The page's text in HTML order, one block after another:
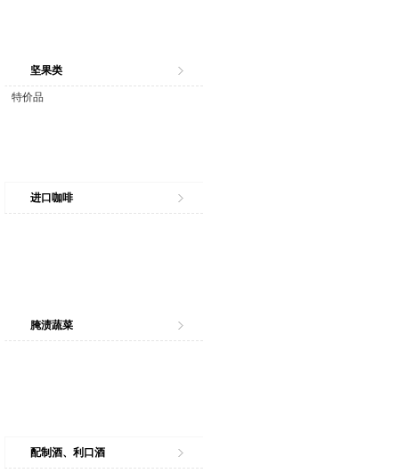
坚果类
特价品
进口咖啡
腌渍蔬菜
配制酒、利口酒